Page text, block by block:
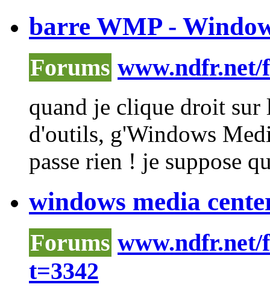
barre WMP -
Forums www.ndfr.net/
quand je clique droit sur
d'outils, g'Windows
passe rien ! je suppose
windows media
Forums www.ndfr.net/
t=3342